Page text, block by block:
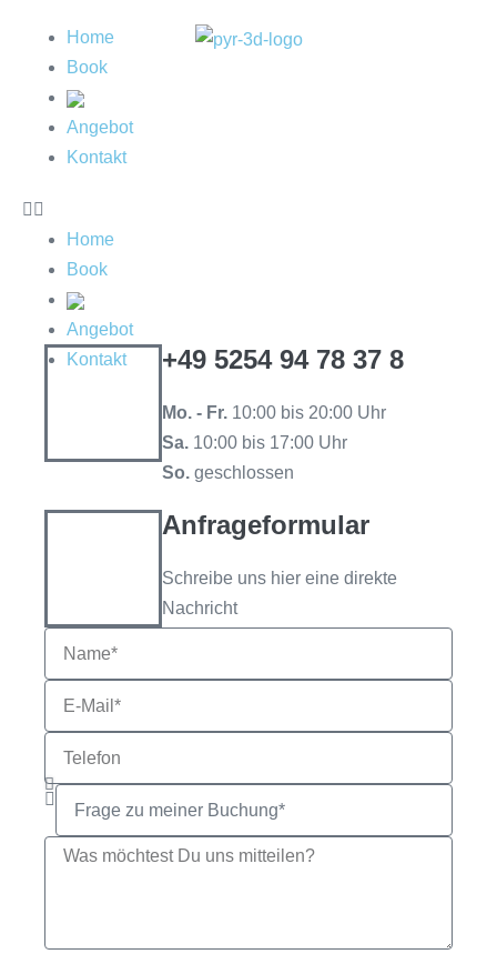
Home
Book
Angebot
Kontakt
Home
Book
Angebot
Kontakt
+49 5254 94 78 37 8
Mo. - Fr. 10:00 bis 20:00 Uhr
Sa. 10:00 bis 17:00 Uhr
So. geschlossen
Anfrageformular
Schreibe uns hier eine direkte
Nachricht